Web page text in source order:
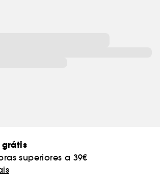
grátis
superiores a 39€